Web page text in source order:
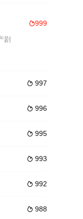
皇子，事后二人归隐
长安神探，四人并肩踏
庭的暗卫，两人互生
999
剧
 997
 996
 995
 993
 992
 988